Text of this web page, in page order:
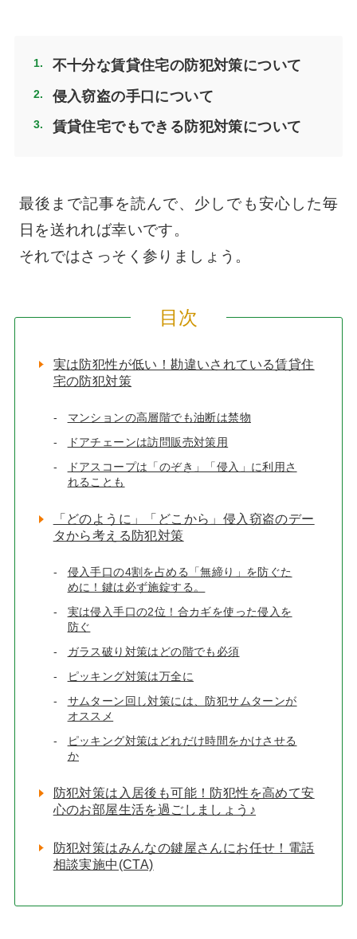
不十分な賃貸住宅の防犯対策について
侵入窃盗の手口について
賃貸住宅でもできる防犯対策について
最後まで記事を読んで、少しでも安心した毎
日を送れれば幸いです。
それではさっそく参りましょう。
目次
実は防犯性が低い！勘違いされている賃貸住
宅の防犯対策
マンションの高層階でも油断は禁物
ドアチェーンは訪問販売対策用
ドアスコープは「のぞき」「侵入」に利用さ
れることも
「どのように」「どこから」侵入窃盗のデー
タから考える防犯対策
侵入手口の4割を占める「無締り」を防ぐた
めに！鍵は必ず施錠する。
実は侵入手口の2位！合カギを使った侵入を
防ぐ
ガラス破り対策はどの階でも必須
ピッキング対策は万全に
サムターン回し対策には、防犯サムターンが
オススメ
ピッキング対策はどれだけ時間をかけさせる
か
防犯対策は入居後も可能！防犯性を高めて安
心のお部屋生活を過ごしましょう♪
防犯対策はみんなの鍵屋さんにお任せ！電話
相談実施中(CTA)